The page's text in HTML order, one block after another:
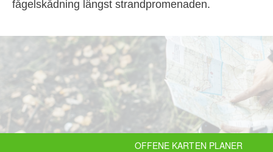
fågelskådning längst strandpromenaden.
OFFENE KARTEN PLANER